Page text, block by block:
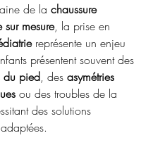
de la chaussure
mesure, la prise en
représente un enjeu
présentent souvent des
du pied, des asymétries
ou des troubles de la
des solutions